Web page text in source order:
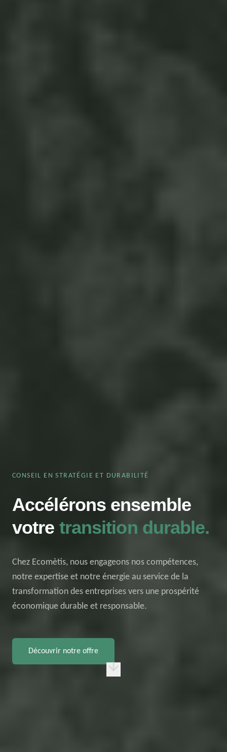
CONSEIL EN STRATÉGIE ET DURABILITÉ
Accélérons ensemble
votre transition durable.
Chez Ecomètis, nous engageons nos compétences,
notre expertise et notre énergie au service de la
transformation des entreprises vers une prospérité
économique durable et responsable.
Découvrir notre offre